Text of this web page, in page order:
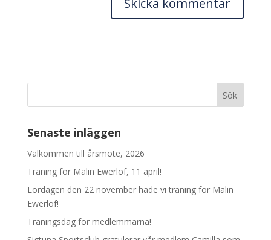
Senaste inläggen
Välkommen till årsmöte, 2026
Träning för Malin Ewerlöf, 11 april!
Lördagen den 22 november hade vi träning för Malin
Ewerlöf!
Träningsdag för medlemmarna!